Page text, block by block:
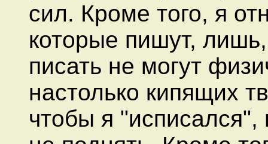
сил. Кроме того, я
которые пишут, лишь,
писать не могут
настолько кипящих
чтобы я "исписался",